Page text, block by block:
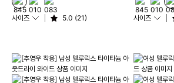
사이즈 5.0 (21) 사이즈